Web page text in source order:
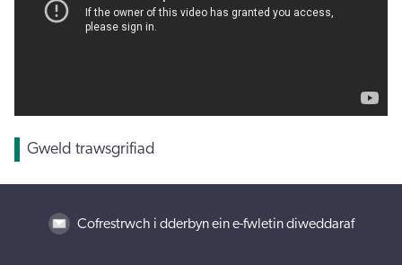
Gweld trawsgrifiad
Cofrestrwch i dderbyn ein e-fwletin diweddaraf